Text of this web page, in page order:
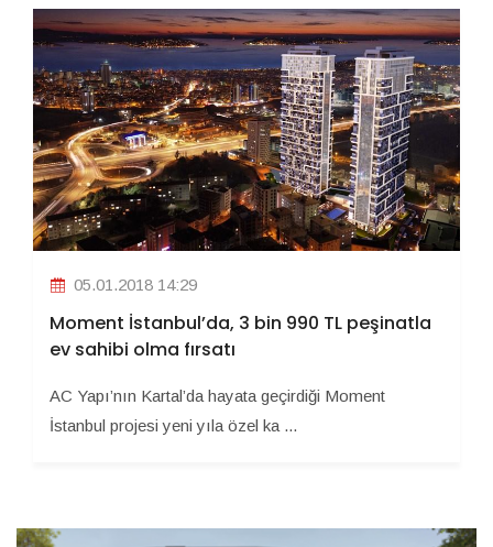
05.01.2018 14:29
Moment İstanbul’da, 3 bin 990 TL peşinatla
ev sahibi olma fırsatı
AC Yapı’nın Kartal’da hayata geçirdiği Moment
İstanbul projesi yeni yıla özel ka ...